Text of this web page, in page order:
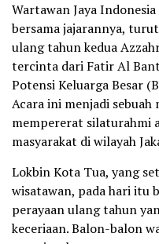
Wartawan Jaya
bersama jajarannya,
ulang tahun kedua
tercinta dari Fatir Al
Potensi Keluarga Besar
Acara ini menjadi
mempererat silaturahmi
masyarakat di wilayah
Lokbin Kota Tua, yang
wisatawan, pada hari itu
perayaan ulang tahun
keceriaan. Balon-balon